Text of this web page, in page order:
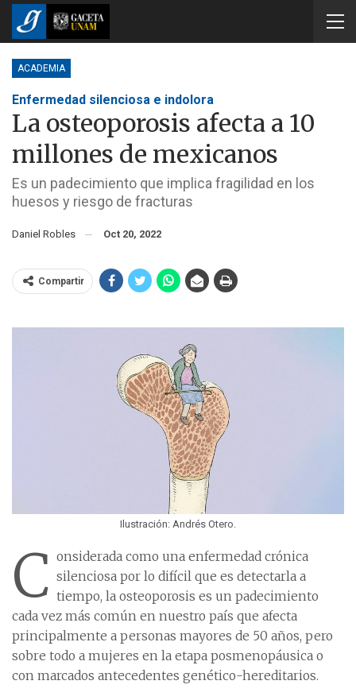
ACADEMIA
Enfermedad silenciosa e indolora
La osteoporosis afecta a 10
millones de mexicanos
Es un padecimiento que implica fragilidad en los
huesos y riesgo de fracturas
Daniel Robles Oct 20, 2022
Compartir
Ilustración: Andrés Otero.
C onsiderada como una enfermedad crónica
silenciosa por lo difícil que es detectarla a
tiempo, la osteoporosis es un padecimiento
cada vez más común en nuestro país que afecta
principalmente a personas mayores de 50 años, pero
sobre todo a mujeres en la etapa posmenopáusica o
con marcados antecedentes genético-hereditarios.